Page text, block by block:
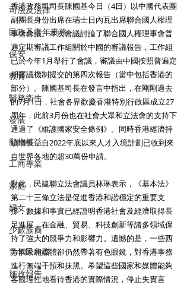
司法及法律
民政及青年事務
保安
教育
醫務衛生
發展
動物權益
工商專業
家庭
婦女
少數族裔
青年民建聯
施政報告
香港政務司司長陳國基今日（4日）以中國代表團
副團長身份出席在瑞士日內瓦出席聯合國人權理
事會會議。本次會議討論了聯合國人權理事會普
遍定期審議工作組關於中國的審議報告，工作組
已於今年1月舉行了會議，審議由中國按照普遍定
期審議機制提交的第四次報告（當中包括香港的
部分）。陳國基司長在發言中指出，在剛剛過去
的7月1日，社會各界歡慶香港特別行政區成立27
周年，此前3月份也在社會大眾和立法會的支持下
通過了《維護國家安全條例》。同時香港經濟持
續增長，自2022年底以來人才入境計劃已收到來
自世界各地的超30萬份申請。
對此，民建聯立法會議員林琳表示，《基本法》
第二十三條立法是促進香港和諧穩定的重要支
撐，數據和事實已經證明香港社會及經濟取得長
足進展，在金融、貿易、科技創新等諸多領域保
持了強大的競爭力和影響力。遺憾的是，一些西
方國家和媒體卻仍然帶著有色眼鏡，對香港事務
進行無端干預和抹黑。希望這些國家和媒體能夠
客觀理性地看待香港的實際情況，停止失實言